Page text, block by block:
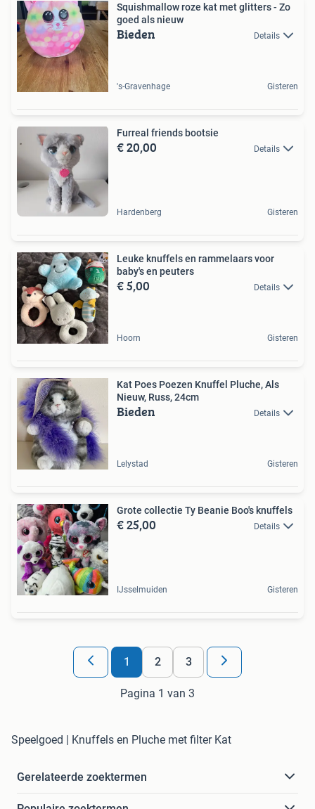
Squishmallow roze kat met glitters - Zo
goed als nieuw
Bieden Details
's-Gravenhage Gisteren
Furreal friends bootsie
€ 20,00 Details
Hardenberg Gisteren
Leuke knuffels en rammelaars voor
baby's en peuters
€ 5,00 Details
Hoorn Gisteren
Kat Poes Poezen Knuffel Pluche, Als
Nieuw, Russ, 24cm
Bieden Details
Lelystad Gisteren
Grote collectie Ty Beanie Boo's knuffels
€ 25,00 Details
IJsselmuiden Gisteren
1 2 3
Pagina 1 van 3
Speelgoed | Knuffels en Pluche met filter Kat
Gerelateerde zoektermen